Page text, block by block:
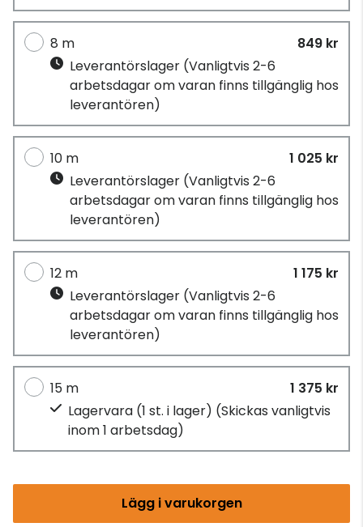
8 m
849 kr
Leverantörslager (Vanligtvis 2-6
arbetsdagar om varan finns tillgänglig hos
leverantören)
10 m
1 025 kr
Leverantörslager (Vanligtvis 2-6
arbetsdagar om varan finns tillgänglig hos
leverantören)
12 m
1 175 kr
Leverantörslager (Vanligtvis 2-6
arbetsdagar om varan finns tillgänglig hos
leverantören)
15 m
1 375 kr
Lagervara (1 st. i lager) (Skickas vanligtvis
inom 1 arbetsdag)
Lägg i varukorgen